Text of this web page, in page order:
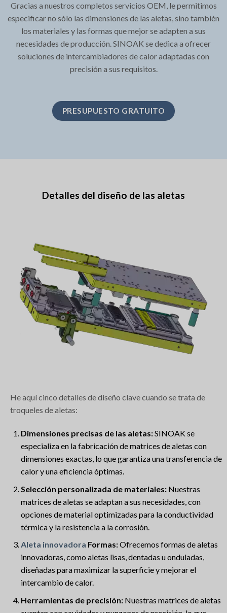
Gracias a nuestros completos servicios OEM, le permitimos
especificar no sólo las dimensiones de las aletas, sino también
los materiales y las formas que mejor se adapten a sus
necesidades de producción. SINOAK se dedica a ofrecer
soluciones de intercambiadores de calor adaptadas con
precisión a sus requisitos.
PRESUPUESTO GRATUITO
Detalles del diseño de las aletas
He aquí cinco detalles de diseño clave cuando se trata de
troqueles de aletas:
Dimensiones precisas de las aletas:SINOAK se
especializa en la fabricación de matrices de aletas con
dimensiones exactas, lo que garantiza una transferencia de
calor y una eficiencia óptimas.
Selección personalizada de materiales:Nuestras
matrices de aletas se adaptan a sus necesidades, con
opciones de material optimizadas para la conductividad
térmica y la resistencia a la corrosión.
Aleta innovadora Formas:Ofrecemos formas de aletas
innovadoras, como aletas lisas, dentadas u onduladas,
diseñadas para maximizar la superficie y mejorar el
intercambio de calor.
Herramientas de precisión:Nuestras matrices de aletas